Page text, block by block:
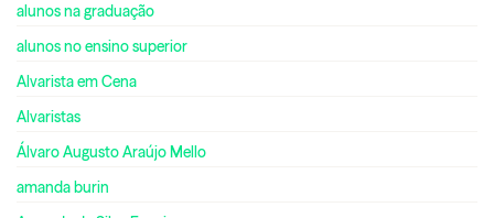
alunos na graduação
alunos no ensino superior
Alvarista em Cena
Alvaristas
Álvaro Augusto Araújo Mello
amanda burin